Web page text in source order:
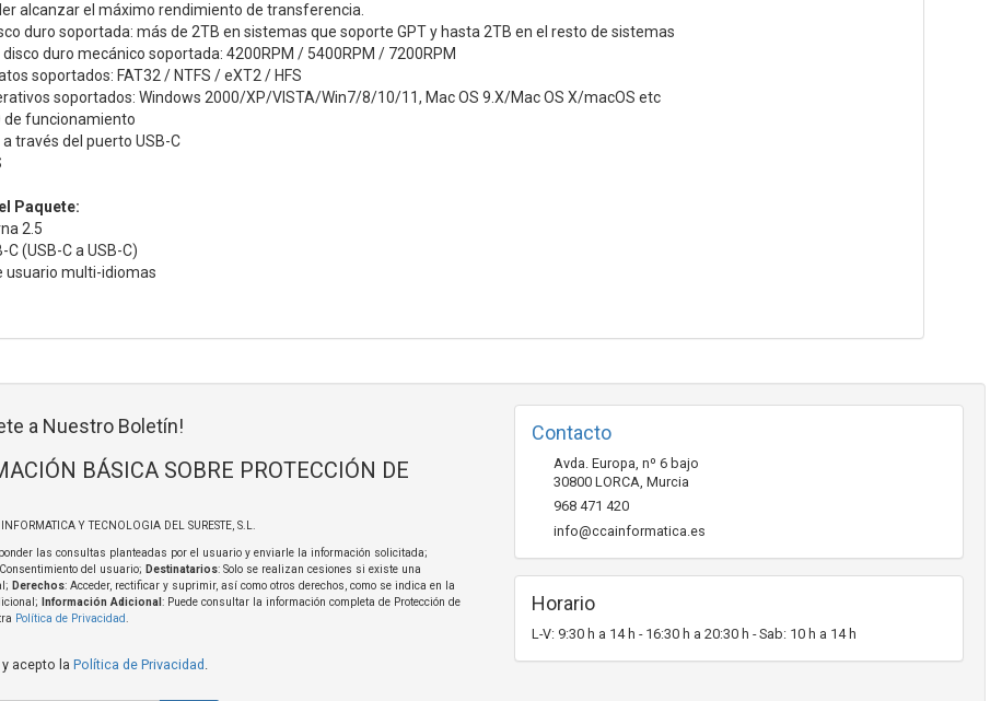
alcanzar el máximo rendimiento de transferencia.
duro soportada: más de 2TB en sistemas que soporte GPT y hasta 2TB en el resto de sistemas
duro mecánico soportada: 4200RPM / 5400RPM / 7200RPM
soportados: FAT32 / NTFS / eXT2 / HFS
soportados: Windows 2000/XP/VISTA/Win7/8/10/11, Mac OS 9.X/Mac OS X/macOS etc
de funcionamiento
través del puerto USB-C
Paquete:
2.5
C (USB-C a USB-C)
usuario multi-idiomas
a Nuestro Boletín!
BÁSICA SOBRE PROTECCIÓN DE
Y TECNOLOGIA DEL SURESTE, S.L.
las consultas planteadas por el usuario y enviarle la información solicitada;
del usuario; Destinatarios: Solo se realizan cesiones si existe una
Derechos: Acceder, rectificar y suprimir, así como otros derechos, como se indica en la
Información Adicional : Puede consultar la información completa de Protección de
Política de Privacidad.
acepto la Política de Privacidad .
Contacto
Avda. Europa, nº 6 bajo
30800 LORCA, Murcia
968 471 420
info@ccainformatica.es
Horario
L-V: 9:30 h a 14 h - 16:30 h a 20:30 h - Sab: 10 h a 14 h